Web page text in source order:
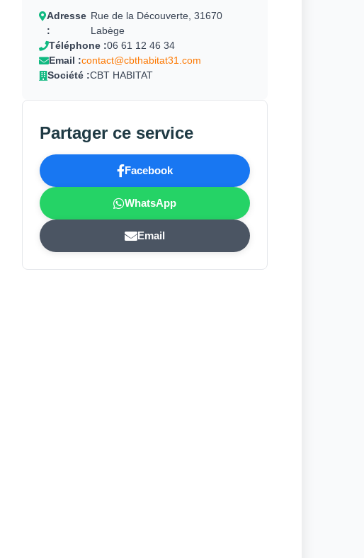
Adresse
:
Rue de la Découverte, 31670
Labège
Téléphone :06 61 12 46 34
Email :contact@cbthabitat31.com
Société :CBT HABITAT
Partager ce service
Facebook
WhatsApp
Email